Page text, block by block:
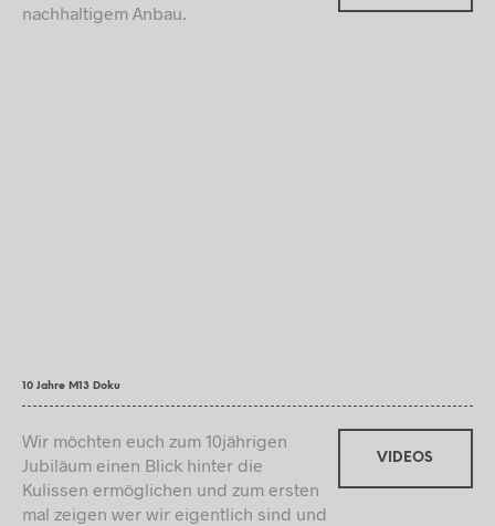
nachhaltigem Anbau.
10 Jahre M13 Doku
Wir möchten euch zum 10jährigen
Jubiläum einen Blick hinter die
Kulissen ermöglichen und zum ersten
mal zeigen wer wir eigentlich sind und
VIDEOS